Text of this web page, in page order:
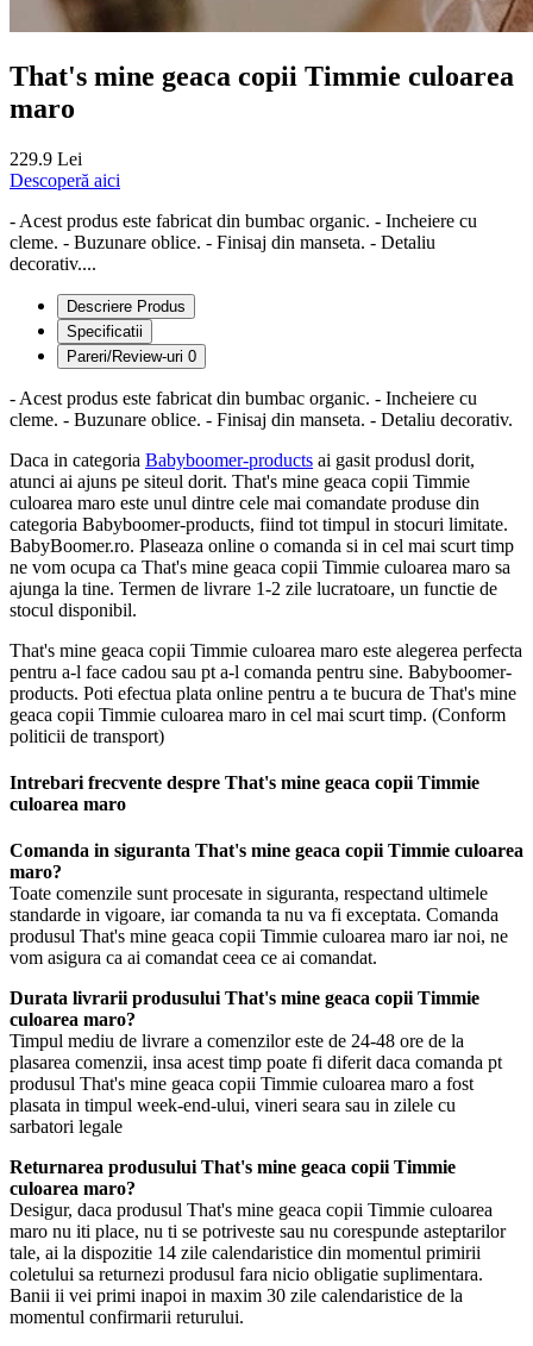
That's mine geaca copii Timmie culoarea
maro
229.9 Lei
Descoperă aici
- Acest produs este fabricat din bumbac organic. - Incheiere cu
cleme. - Buzunare oblice. - Finisaj din manseta. - Detaliu
decorativ....
Descriere Produs
Specificatii
Pareri/Review-uri 0
- Acest produs este fabricat din bumbac organic. - Incheiere cu
cleme. - Buzunare oblice. - Finisaj din manseta. - Detaliu decorativ.
Daca in categoria Babyboomer-products ai gasit produsl dorit,
atunci ai ajuns pe siteul dorit. That's mine geaca copii Timmie
culoarea maro este unul dintre cele mai comandate produse din
categoria Babyboomer-products, fiind tot timpul in stocuri limitate.
BabyBoomer.ro. Plaseaza online o comanda si in cel mai scurt timp
ne vom ocupa ca That's mine geaca copii Timmie culoarea maro sa
ajunga la tine. Termen de livrare 1-2 zile lucratoare, un functie de
stocul disponibil.
That's mine geaca copii Timmie culoarea maro este alegerea perfecta
pentru a-l face cadou sau pt a-l comanda pentru sine. Babyboomer-
products. Poti efectua plata online pentru a te bucura de That's mine
geaca copii Timmie culoarea maro in cel mai scurt timp. (Conform
politicii de transport)
Intrebari frecvente despre That's mine geaca copii Timmie
culoarea maro
Comanda in siguranta That's mine geaca copii Timmie culoarea
maro?
Toate comenzile sunt procesate in siguranta, respectand ultimele
standarde in vigoare, iar comanda ta nu va fi exceptata. Comanda
produsul That's mine geaca copii Timmie culoarea maro iar noi, ne
vom asigura ca ai comandat ceea ce ai comandat.
Durata livrarii produsului That's mine geaca copii Timmie
culoarea maro?
Timpul mediu de livrare a comenzilor este de 24-48 ore de la
plasarea comenzii, insa acest timp poate fi diferit daca comanda pt
produsul That's mine geaca copii Timmie culoarea maro a fost
plasata in timpul week-end-ului, vineri seara sau in zilele cu
sarbatori legale
Returnarea produsului That's mine geaca copii Timmie
culoarea maro?
Desigur, daca produsul That's mine geaca copii Timmie culoarea
maro nu iti place, nu ti se potriveste sau nu corespunde asteptarilor
tale, ai la dispozitie 14 zile calendaristice din momentul primirii
coletului sa returnezi produsul fara nicio obligatie suplimentara.
Banii ii vei primi inapoi in maxim 30 zile calendaristice de la
momentul confirmarii returului.